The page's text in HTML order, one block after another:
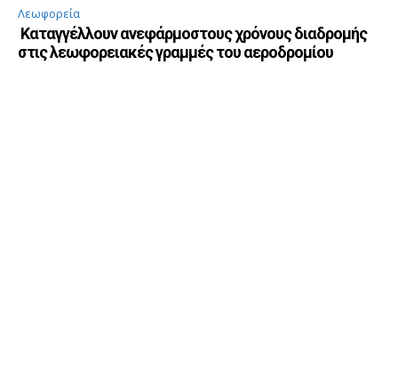
Λεωφορεία
Καταγγέλλουν ανεφάρμοστους χρόνους διαδρομής
στις λεωφορειακές γραμμές του αεροδρομίου